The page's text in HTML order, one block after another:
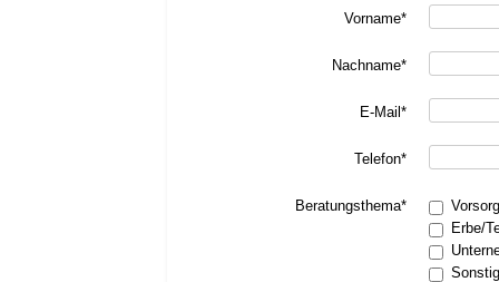
Vorname*
Nachname*
E-Mail*
Telefon*
Beratungsthema*
Erbe/